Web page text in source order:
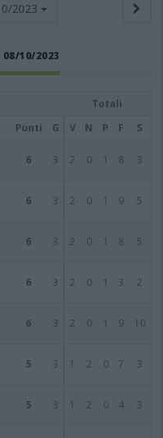
2023
08/10/2023
Totali
Punti G V N P F S
6 3 2 0 1 8 3
6 3 2 0 1 9 5
6 3 2 0 1 8 5
6 3 2 0 1 3 2
6 3 2 0 1 9 10
5 3 1 2 0 7 3
5 3 1 2 0 4 3